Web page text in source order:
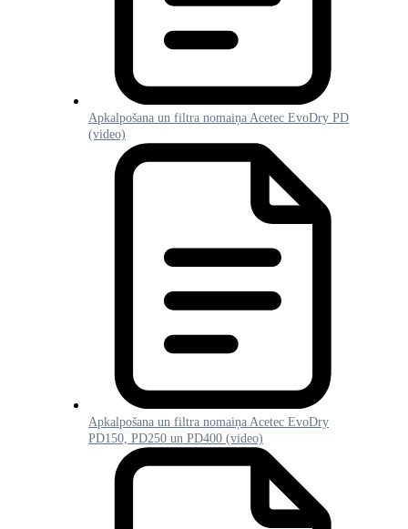
Apkalpošana un filtra nomaiņa Acetec EvoDry PD
(video)
Apkalpošana un filtra nomaiņa Acetec EvoDry
PD150, PD250 un PD400 (video)